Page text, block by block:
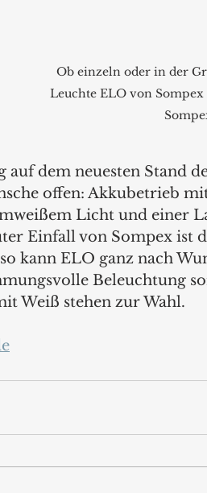
Ob einzeln oder in der
Leuchte ELO von
auf dem neuesten Stand
offen: Akkubetrieb
Licht und einer
Einfall von Sompex ist
kann ELO ganz nach
Beleuchtung
Weiß stehen zur Wahl.